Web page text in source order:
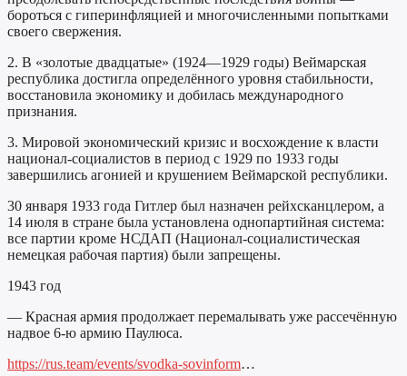
бороться с гиперинфляцией и многочисленными попытками
своего свержения.
2. В «золотые двадцатые» (1924—1929 годы) Веймарская
республика достигла определённого уровня стабильности,
восстановила экономику и добилась международного
признания.
3. Мировой экономический кризис и восхождение к власти
национал-социалистов в период с 1929 по 1933 годы
завершились агонией и крушением Веймарской республики.
30 января 1933 года Гитлер был назначен рейхсканцлером, а
14 июля в стране была установлена однопартийная система:
все партии кроме НСДАП (Национал-социалистическая
немецкая рабочая партия) были запрещены.
1943 год
— Красная армия продолжает перемалывать уже рассечённую
надвое 6-ю армию Паулюса.
https://rus.team/events/svodka-sovinform…